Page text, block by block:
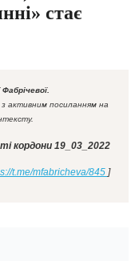
стає
активним посиланням на
кордони 19_03_2022
t.me/mfabricheva/845 ]